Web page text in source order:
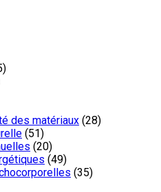
des matériaux (28)
(51)
(20)
(49)
(35)